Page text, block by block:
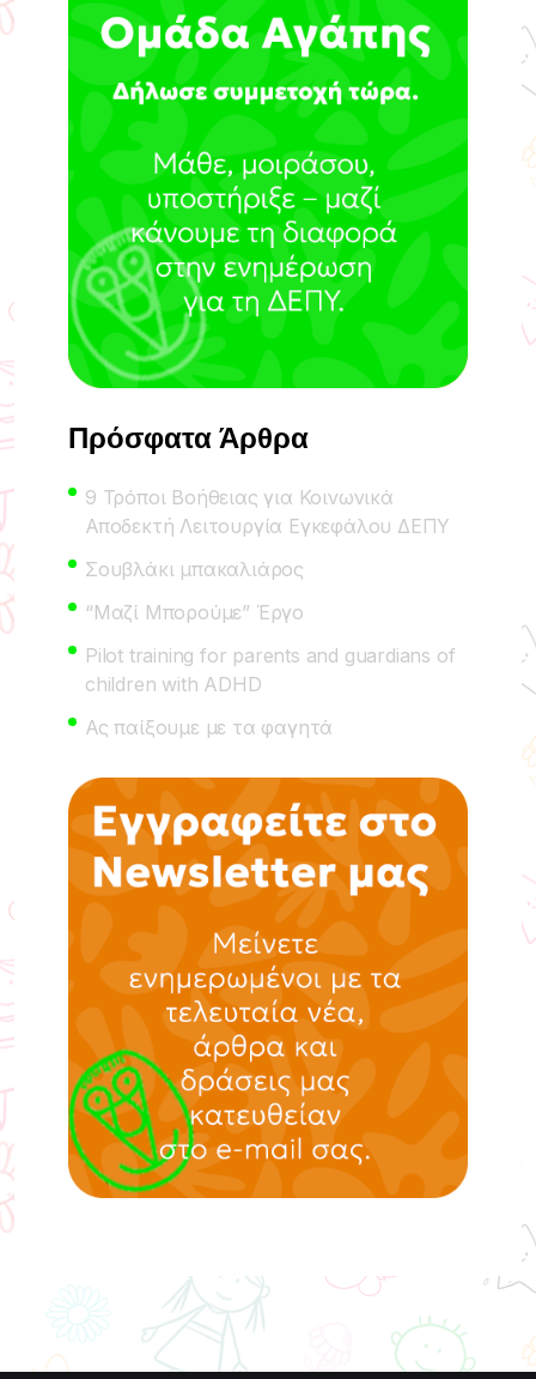
Πρόσφατα Άρθρα
9 Τρόποι Βοήθειας για Κοινωνικά
Αποδεκτή Λειτουργία Εγκεφάλου ΔΕΠΥ
Σουβλάκι μπακαλιάρος
“Μαζί Μπορούμε” Έργο
Pilot training for parents and guardians of
children with ADHD
Ας παίξουμε με τα φαγητά